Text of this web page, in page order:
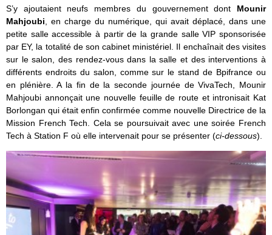
S’y ajoutaient neufs membres du gouvernement dont Mounir
Mahjoubi , en charge du numérique, qui avait déplacé, dans une
petite salle accessible à partir de la grande salle VIP sponsorisée
par EY, la totalité de son cabinet ministériel. Il enchaînait des visites
sur le salon, des rendez-vous dans la salle et des interventions à
différents endroits du salon, comme sur le stand de Bpifrance ou
en plénière. A la fin de la seconde journée de VivaTech, Mounir
Mahjoubi annonçait une nouvelle feuille de route et intronisait Kat
Borlongan qui était enfin confirmée comme nouvelle Directrice de la
Mission French Tech. Cela se poursuivait avec une soirée French
Tech à Station F où elle intervenait pour se présenter (ci-dessous).